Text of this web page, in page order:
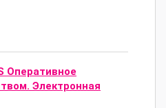
Оперативное
Электронная